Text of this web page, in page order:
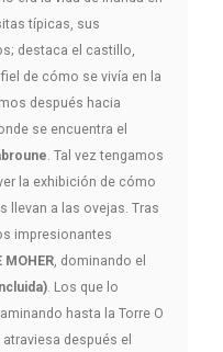
típicas, sus
destaca el castillo,
de cómo se vivía en la
después hacia
se encuentra el
. Tal vez tengamos
la exhibición de cómo
llevan a las ovejas. Tras
impresionantes
MOHER , dominando el
. Los que lo
hasta la Torre O
después el